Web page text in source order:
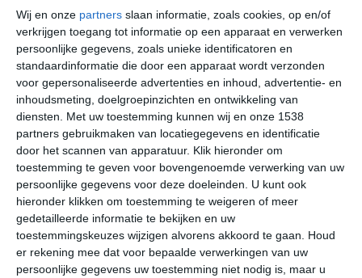
Wij en onze partners slaan informatie, zoals cookies, op en/of
verkrijgen toegang tot informatie op een apparaat en verwerken
persoonlijke gegevens, zoals unieke identificatoren en
standaardinformatie die door een apparaat wordt verzonden
voor gepersonaliseerde advertenties en inhoud, advertentie- en
inhoudsmeting, doelgroepinzichten en ontwikkeling van
diensten.
Met uw toestemming kunnen wij en onze 1538
partners gebruikmaken van locatiegegevens en identificatie
door het scannen van apparatuur. Klik hieronder om
toestemming te geven voor bovengenoemde verwerking van uw
persoonlijke gegevens voor deze doeleinden. U kunt ook
hieronder klikken om toestemming te weigeren of meer
gedetailleerde informatie te bekijken en uw
toestemmingskeuzes wijzigen alvorens akkoord te gaan.
Houd
er rekening mee dat voor bepaalde verwerkingen van uw
persoonlijke gegevens uw toestemming niet nodig is, maar u
22°C
za
25° 18°
zo
28° 16°
ma
28° 21°
di
27° 20° 25°
24°C 25°C 24°C 20°C 18°C
12:00 15:00 18:00 21:00 00:00